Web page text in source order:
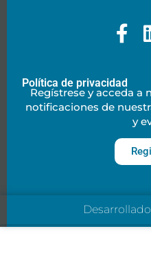
Política de privacidad
Regístrese y acceda a
notificaciones de
y